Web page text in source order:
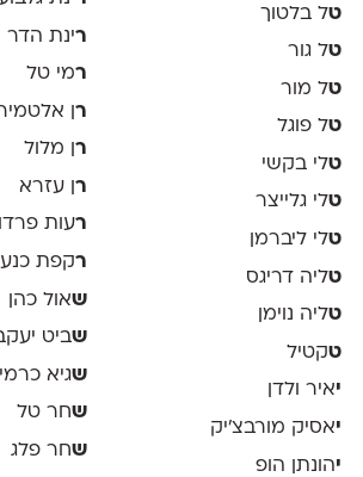
טל בלטוך
טל גור
טל מור
טל פוגל
טלי בקשי
טלי גלייצר
טלי ליברמן
טליה דריגס
טליה נוימן
טקטיל
יאיר ולדן
יאסיק מורבצ'יק
יהונתן הופ
רינת הדר
רמי טל
ר ן
ר ן מלול
ר ן עזרא
רעות פרדו
רקפת כנען
שאול כהן
שביט
שגיא כרמי
שחר טל
שחר פלג